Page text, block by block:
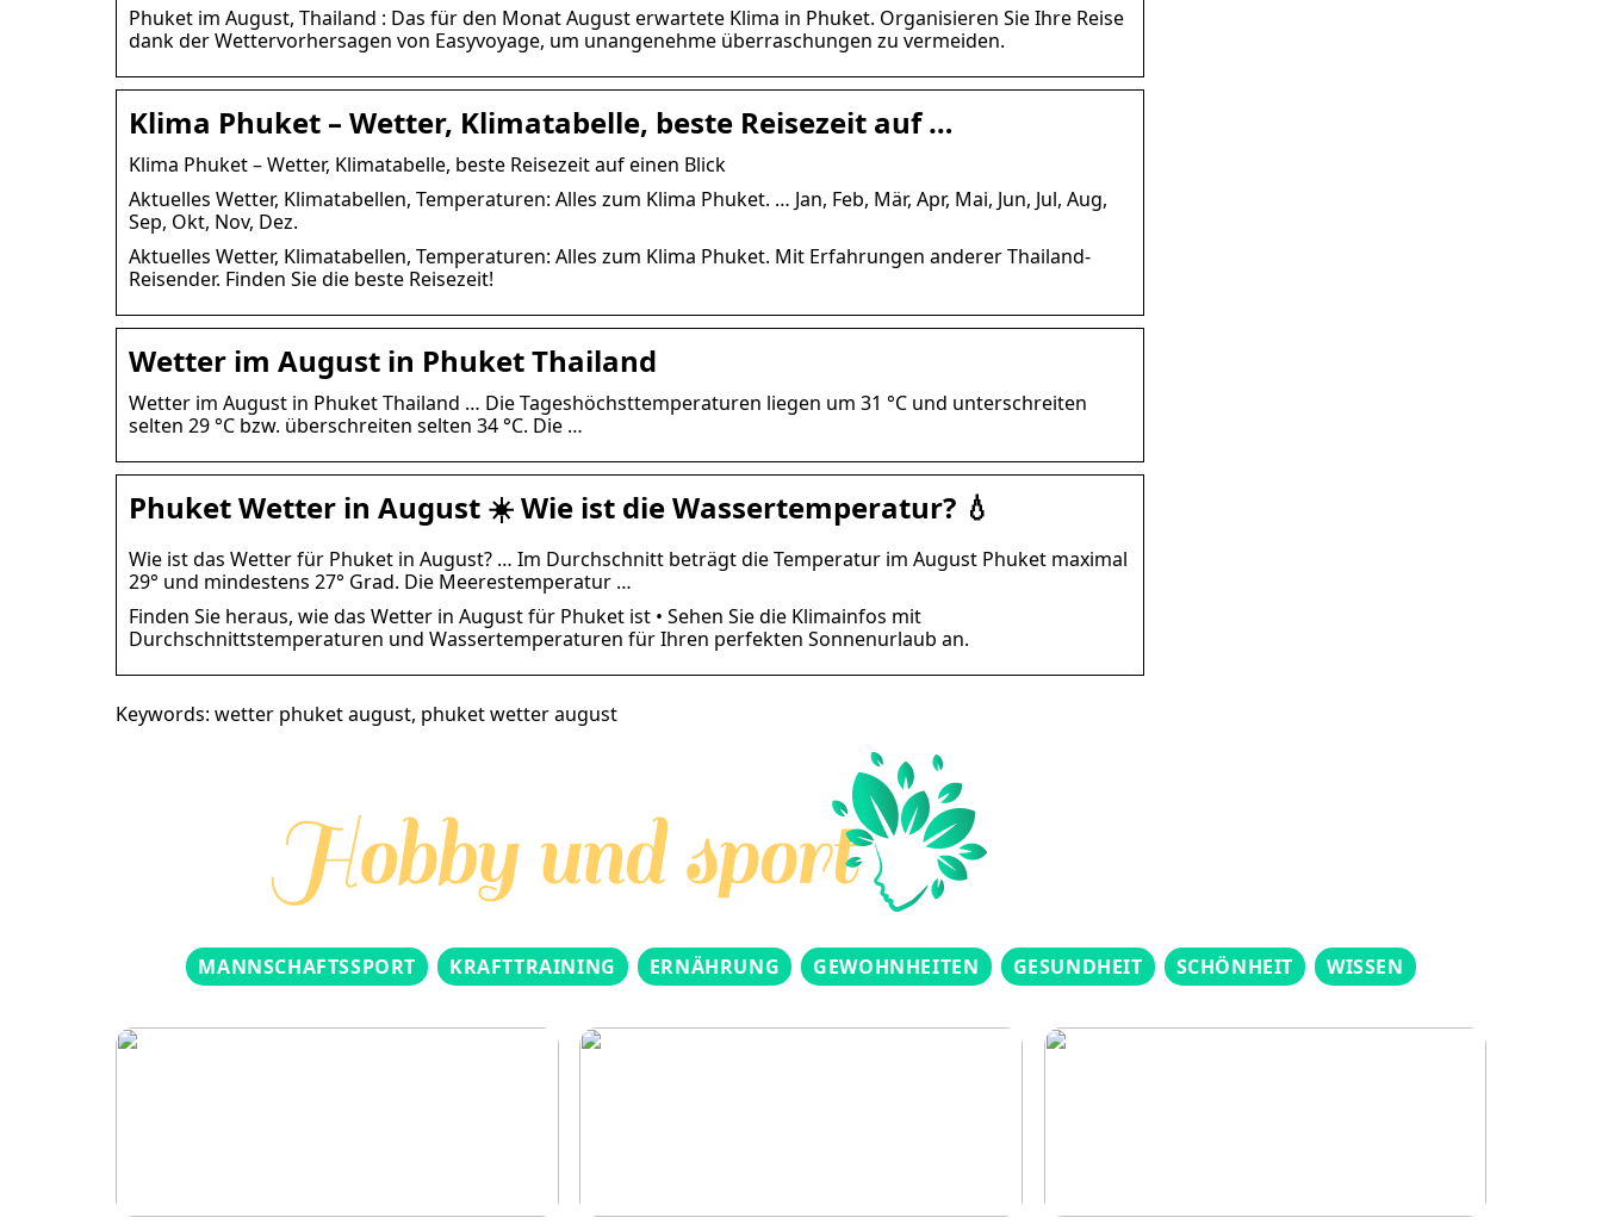
Phuket im August, Thailand : Das für den Monat August erwartete Klima in Phuket. Organisieren Sie Ihre Reise
dank der Wettervorhersagen von Easyvoyage, um unangenehme überraschungen zu vermeiden.
Klima Phuket – Wetter, Klimatabelle, beste Reisezeit auf …
Klima Phuket – Wetter, Klimatabelle, beste Reisezeit auf einen Blick
Aktuelles Wetter, Klimatabellen, Temperaturen: Alles zum Klima Phuket. … Jan, Feb, Mär, Apr, Mai, Jun, Jul, Aug,
Sep, Okt, Nov, Dez.
Aktuelles Wetter, Klimatabellen, Temperaturen: Alles zum Klima Phuket. Mit Erfahrungen anderer Thailand-
Reisender. Finden Sie die beste Reisezeit!
Wetter im August in Phuket Thailand
Wetter im August in Phuket Thailand … Die Tageshöchsttemperaturen liegen um 31 °C und unterschreiten
selten 29 °C bzw. überschreiten selten 34 °C. Die …
Phuket Wetter in August ☀️ Wie ist die Wassertemperatur? 💧
Wie ist das Wetter für Phuket in August? … Im Durchschnitt beträgt die Temperatur im August Phuket maximal
29° und mindestens 27° Grad. Die Meerestemperatur …
Finden Sie heraus, wie das Wetter in August für Phuket ist • Sehen Sie die Klimainfos mit
Durchschnittstemperaturen und Wassertemperaturen für Ihren perfekten Sonnenurlaub an.
Keywords: wetter phuket august, phuket wetter august
MANNSCHAFTSSPORT KRAFTTRAINING ERNÄHRUNG GEWOHNHEITEN GESUNDHEIT SCHÖNHEIT WISSEN